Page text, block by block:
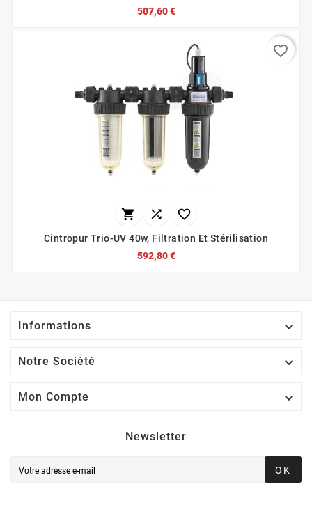
507,60 €
  
Cintropur Trio-UV 40w, Filtration Et Stérilisation
592,80 €
favorite_border
Informations 
Notre Société 
Mon Compte 
Newsletter
OK